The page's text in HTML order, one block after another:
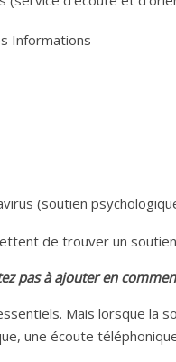
Informations
(soutien
de trouver un
pas à ajouter en
Mais lorsque la
une écoute